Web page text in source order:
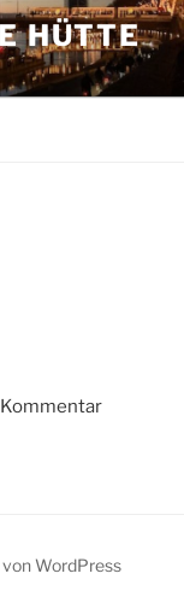
HÜTTE
WordPress